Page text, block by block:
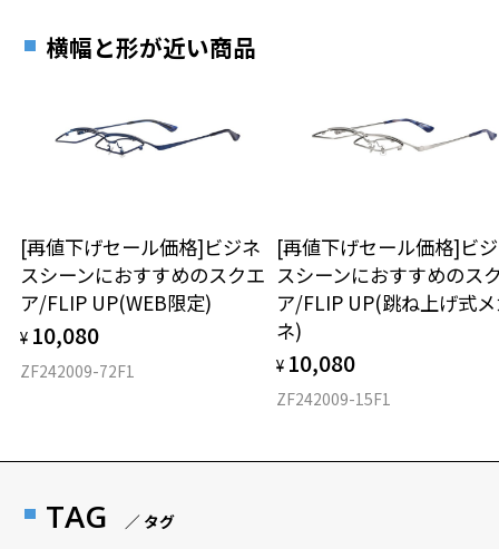
横幅と形が近い商品
[再値下げセール価格]ビジネ
スシーンにおすすめのスクエ
ア/FLIP UP(WEB限定)
¥ 10,080
ZF242009-72F1
[再値下げセール価格]ビ
スシーンにおすすめのス
ア/FLIP UP(跳ね上げ式
ネ)
¥ 10,080
ZF242009-15F1
TAG ／ タグ